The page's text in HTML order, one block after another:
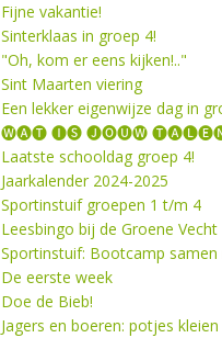
Fijne vakantie!
Sinterklaas in groep 4!
"Oh, kom er eens kijken!.."
Sint Maarten viering
Een lekker eigenwijze dag in
🅦🅐🅣 🅘🅢 🅙🅞🅤🅦
Laatste schooldag groep 4!
Jaarkalender 2024-2025
Sportinstuif groepen 1 t/m 4
Leesbingo bij de Groene Vecht
Sportinstuif: Bootcamp
De eerste week
Doe de Bieb!
Jagers en boeren: potjes kleien